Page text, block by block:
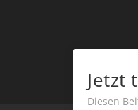
Jetzt
Diesen